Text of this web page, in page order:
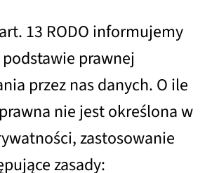
13 RODO informujemy
prawnej
przez nas danych. O ile
nie jest określona w
zastosowanie
zasady: